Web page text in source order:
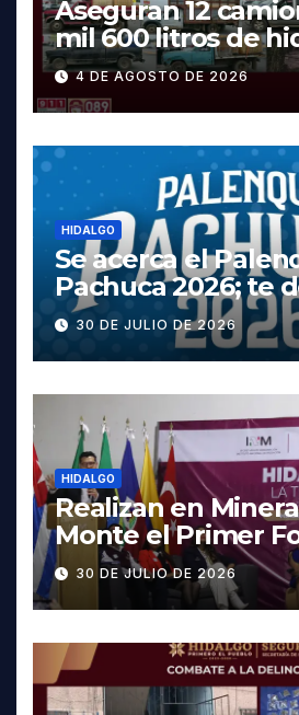
Aseguran 12
mil 600 litros de
y dos vehículos
Tula
4 DE AGOSTO DE 2026
HIDALGO
Se acerca el
Pachuca 2026; te
cartelera completa,
fechas y los
30 DE JULIO DE 2026
HIDALGO
Realizan en
Monte el Primer
contra la Trata de
30 DE JULIO DE 2026